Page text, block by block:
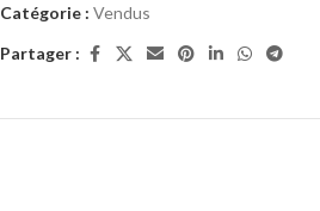
Catégorie : Vendus
Partager :